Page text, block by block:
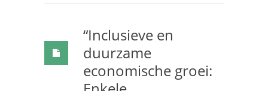
“Inclusieve en
duurzame
economische groei: